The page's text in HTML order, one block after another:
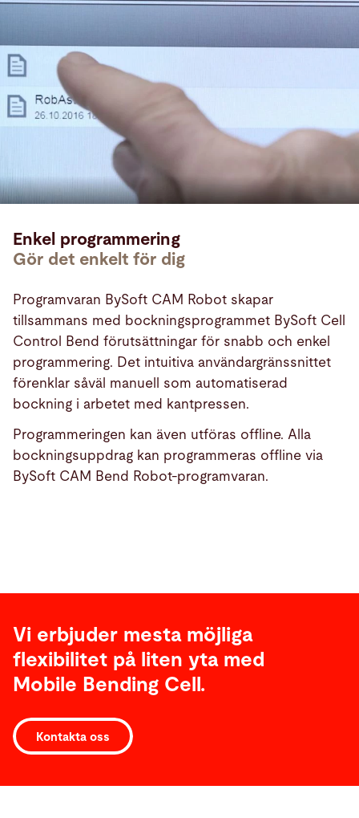
Enkel programmering
Gör det enkelt för dig
Programvaran BySoft CAM Robot skapar
tillsammans med bockningsprogrammet BySoft Cell
Control Bend förutsättningar för snabb och enkel
programmering. Det intuitiva användargränssnittet
förenklar såväl manuell som automatiserad
bockning i arbetet med kantpressen.
Programmeringen kan även utföras offline. Alla
bockningsuppdrag kan programmeras offline via
BySoft CAM Bend Robot-programvaran.
Vi erbjuder mesta möjliga
flexibilitet på liten yta med
Mobile Bending Cell.
Kontakta oss